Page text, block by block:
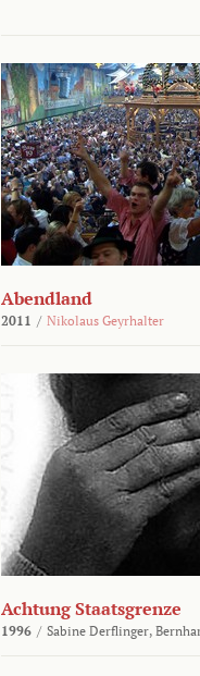
Abendland
2011 / Nikolaus Geyrhalter
Achtung Staatsgrenze
1996 / Sabine Derflinger,